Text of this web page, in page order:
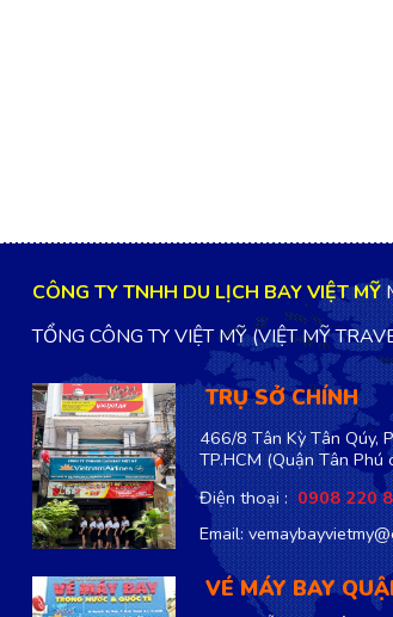
CÔNG TY TNHH DU LỊCH BAY VIỆT MỸ
TỔNG CÔNG TY VIỆT MỸ (VIỆT MỸ
TRỤ SỞ CHÍNH
466/8 Tân Kỳ Tân Qúy,
TP.HCM(Quận Tân Phú
Điện thoại :0908 220
Email:
VÉ MÁY BAY